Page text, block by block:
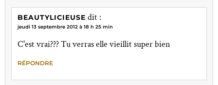
BEAUTYLICIEUSE dit :
jeudi 13 septembre 2012 à 18 h 25 min
C'est vrai??? Tu verras elle vieillit super bien
RÉPONDRE